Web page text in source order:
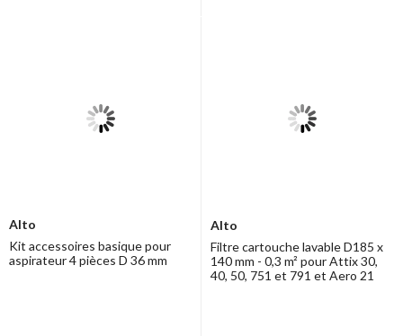
Alto
Kit accessoires basique pour
aspirateur 4 pièces D 36 mm
Alto
Filtre cartouche lavable D185 x
140 mm - 0,3 m² pour Attix 30,
40, 50, 751 et 791 et Aero 21